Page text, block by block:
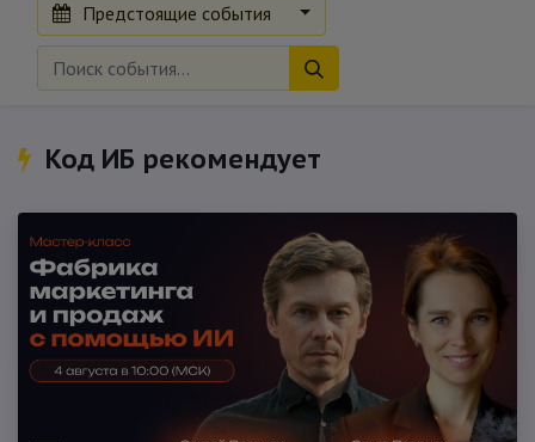
Предстоящие события
Код ИБ рекомендует